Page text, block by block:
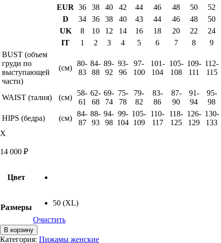
EUR 36 38 40 42 44 46 48 50
52
D
34 36 38 40 43 44 46 48
50
UK
8 10 12 14 16 18 20 22
24
IT
1 2 3 4 5 6 7 8
9
BUST (объем
груди по
выступающей
части)
(см)
80-
83
84-
88
89-
92
93-
96
97-
100
101-
104
105-
108
109-
111
112-
115
WAIST (талия) (см)
58-
61
62-
68
69-
74
75-
78
79-
82
83-
86
87-
90
91-
94
95-
98
HIPS (бедра)
(см)
84-
87
88-
93
94-
98
99-
104
105-
109
110-
117
118-
125
126-
129
130-
133
X
14 000 ₽
Цвет
Размеры
50 (XL)
Очистить
Количество
товара
В корзину
Категория: Пижамы женские